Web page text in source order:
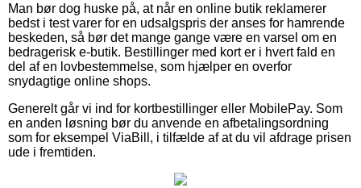
Man bør dog huske på, at når en online butik reklamerer
bedst i test varer for en udsalgspris der anses for hamrende
beskeden, så bør det mange gange være en varsel om en
bedragerisk e-butik. Bestillinger med kort er i hvert fald en
del af en lovbestemmelse, som hjælper en overfor
snydagtige online shops.
Generelt går vi ind for kortbestillinger eller MobilePay. Som
en anden løsning bør du anvende en afbetalingsordning
som for eksempel ViaBill, i tilfælde af at du vil afdrage prisen
ude i fremtiden.